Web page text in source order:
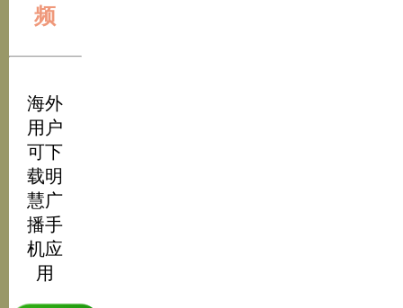
频
海外
用户
可下
载明
慧广
播手
机应
用